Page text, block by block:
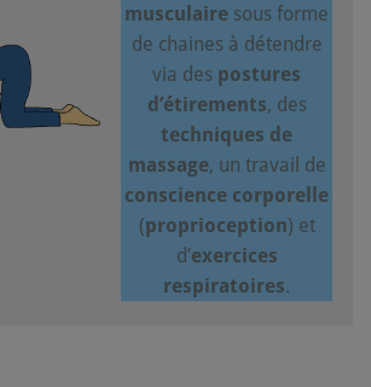
musculaire sous forme
de chaines à détendre
via des postures
d’étirements, des
techniques de
massage, un travail de
conscience corporelle
(proprioception) et
d’exercices
respiratoires.